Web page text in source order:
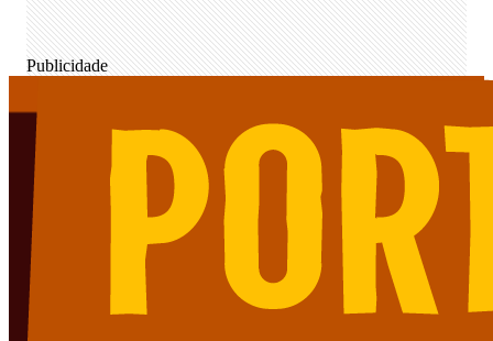
Publicidade